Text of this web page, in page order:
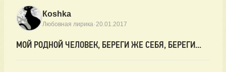
Коshkа
Любовная лирика·20.01.2017
МОЙ РОДНОЙ ЧЕЛОВЕК, БЕРЕГИ ЖЕ СЕБЯ, БЕРЕГИ...